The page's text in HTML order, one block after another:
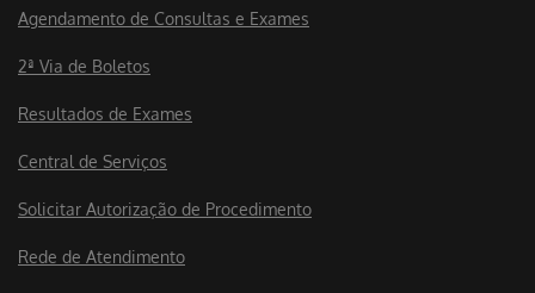
Agendamento de Consultas e Exames
2ª Via de Boletos
Resultados de Exames
Central de Serviços
Solicitar Autorização de Procedimento
Rede de Atendimento